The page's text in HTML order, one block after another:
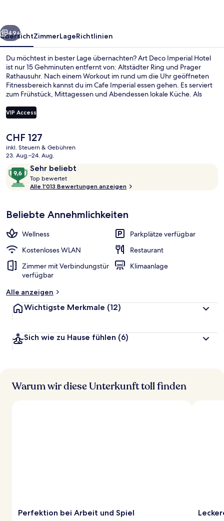
Weiter
49+
ÜbersichtZimmerLageRichtlinien
Du möchtest in bester Lage übernachten? Art Deco Imperial Hotel
ist nur 15 Gehminuten entfernt von: Altstädter Ring und Prager
Rathausuhr. Nach einem Workout im rund um die Uhr geöffneten
Fitnessbereich kannst du im Cafe Imperial essen gehen. Es serviert
zum Frühstück, Mittagessen und Abendessen lokale Küche. Als
Loungebar, eine Sauna und ein Dampfbad. Andere Reisende lieben
das hilfsbereite Personal und das Restaurant. Die öffentlichen
Haltestelle Masarykovo Nádraží sind es 3 Minuten und zur
Straßenbahnhaltestelle Bílá labuť 3 Minuten.
VIP Access
Der
aktuelle
Preis
CHF 127.
CHF 127
inkl. Steuern & Gebühren
23. Aug.–24. Aug.
Bewertungen
Sehr beliebt
9,6
von
10,
beliebt
Top bewertet
o
b
r
e
Alle 1'013 Bewertungen anzeigen
Beliebte Annehmlichkeiten
Wellness
Parkplätze verfügbar
Kostenloses WLAN
Restaurant
Zimmer mit Verbindungstür
verfügbar
Klimaanlage
Alle anzeigen
Wichtigste Merkmale (12)
Sich wie zu Hause fühlen (6)
Warum wir diese Unterkunft toll finden
Perfektion bei Arbeit und Spiel